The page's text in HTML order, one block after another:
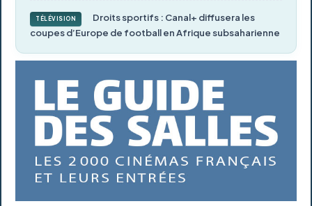
TÉLÉVISION
Droits sportifs : Canal+ diffusera les
coupes d’Europe de football en Afrique subsaharienne